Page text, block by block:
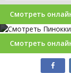
Смотреть
Смотреть